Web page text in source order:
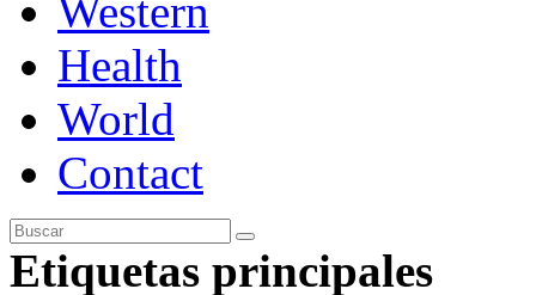
Western
Health
World
Contact
Etiquetas principales